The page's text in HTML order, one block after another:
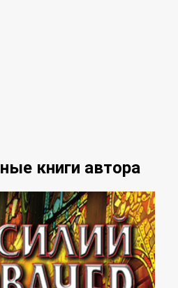
книги автора